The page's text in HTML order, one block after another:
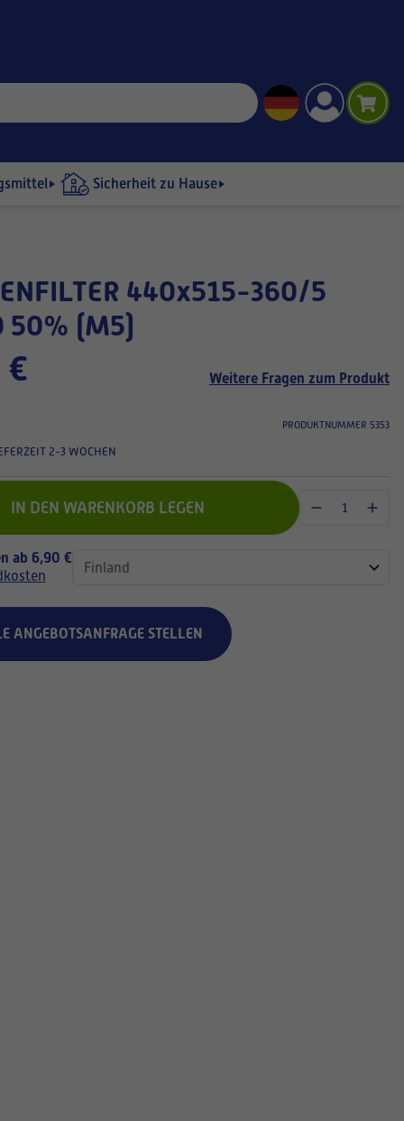
Sicherheit zu Hause
50% (M5)
€ Weitere Fragen zum Produkt
PRODUKTNUMMER 5353
2-3 WOCHEN
IN DEN WARENKORB LEGEN
ab 6,90 €
ANGEBOTSANFRAGE STELLEN